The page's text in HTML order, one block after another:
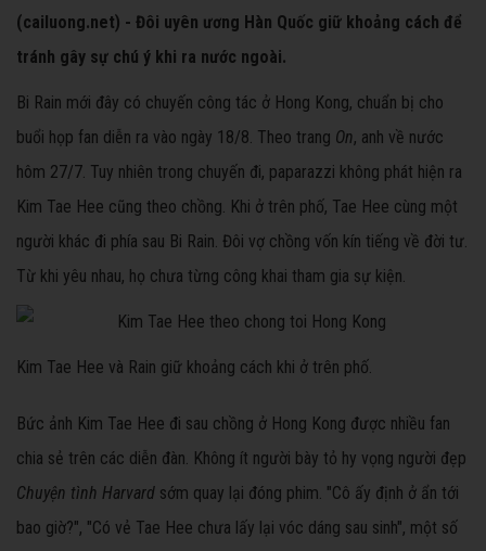
(cailuong.net) - Đôi uyên ương Hàn Quốc giữ khoảng cách để
tránh gây sự chú ý khi ra nước ngoài.
Bi Rain mới đây có chuyến công tác ở Hong Kong, chuẩn bị cho
buổi họp fan diễn ra vào ngày 18/8. Theo trang On, anh về nước
hôm 27/7. Tuy nhiên trong chuyến đi, paparazzi không phát hiện ra
Kim Tae Hee cũng theo chồng. Khi ở trên phố, Tae Hee cùng một
người khác đi phía sau Bi Rain. Đôi vợ chồng vốn kín tiếng về đời tư.
Từ khi yêu nhau, họ chưa từng công khai tham gia sự kiện.
Kim Tae Hee và Rain giữ khoảng cách khi ở trên phố.
Bức ảnh Kim Tae Hee đi sau chồng ở Hong Kong được nhiều fan
chia sẻ trên các diễn đàn. Không ít người bày tỏ hy vọng người đẹp
Chuyện tình Harvard sớm quay lại đóng phim. "Cô ấy định ở ẩn tới
bao giờ?", "Có vẻ Tae Hee chưa lấy lại vóc dáng sau sinh", một số